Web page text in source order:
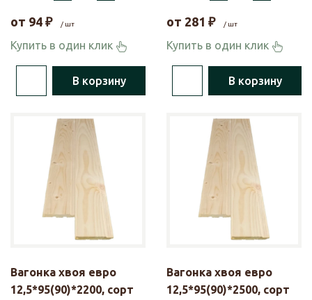
от 94 ₽ / шт
Купить в один клик
В корзину
от 281 ₽ / шт
Купить в один клик
В корзину
Вагонка хвоя евро
12,5*95(90)*2200, сорт
Вагонка хвоя евро
12,5*95(90)*2500, сорт